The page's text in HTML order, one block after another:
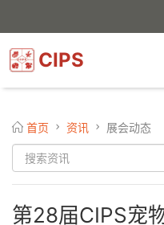
CIPS
首页 资讯 展会动态
第28届CIPS宠